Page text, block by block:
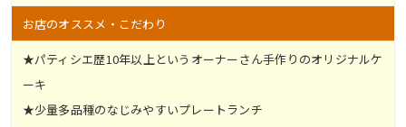
お店のオススメ・こだわり
★パティシエ歴10年以上というオーナーさん手作りのオリジナルケ
ーキ
★少量多品種のなじみやすいプレートランチ